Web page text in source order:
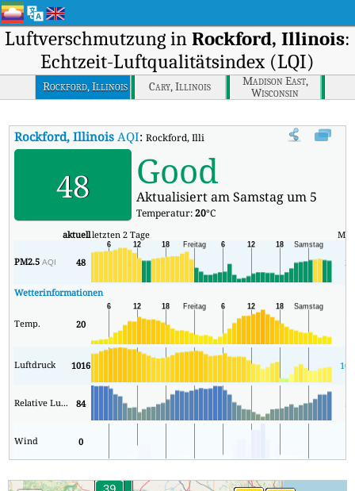
Luftverschmutzung in Rockford, Illinois:
Echtzeit-Luftqualitätsindex (LQI)
Rockford, Illinois Cary, Illinois
Madison East,
Wisconsin
Rockford, Illinois AQI:Rockford, Illinois Echtzeit-Luftqualitätsindex
48 Good
Aktualisiert am Samstag um 5
Temperatur:20°C
aktuellletzten 2 Tage
PM2.5AQI 48 20
Wetterinformationen
Temp. 20 18
Luftdruck 1016
Relative Luftfeuchtigkeit 84 58
Wind 0